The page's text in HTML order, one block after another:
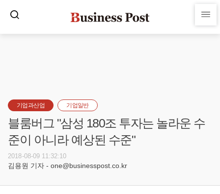
기업과산업 기업일반
블룸버그 "삼성 180조 투자는 놀라운 수
준이 아니라 예상된 수준"
2018-08-09 11:32:10
김용원 기자 - one@businesspost.co.kr